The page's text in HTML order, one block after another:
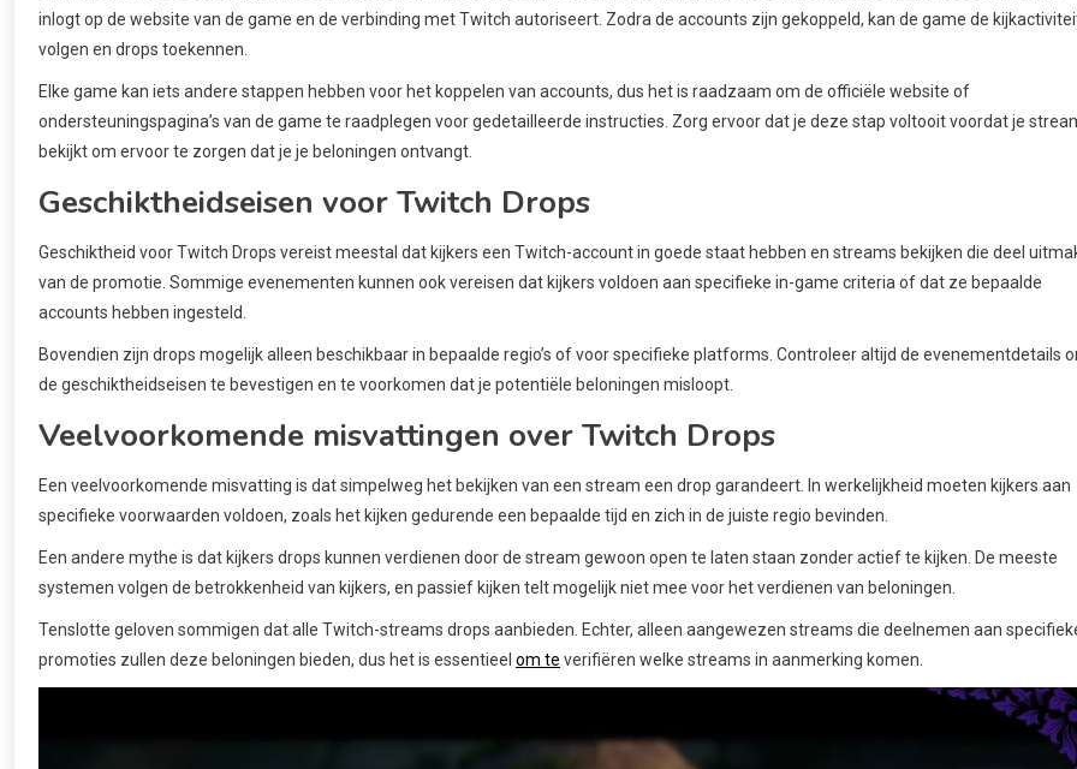
inlogt op de website van de game en de verbinding met Twitch autoriseert. Zodra de accounts zijn gekoppeld, kan de game de
volgen en drops toekennen.
Elke game kan iets andere stappen hebben voor het koppelen van accounts, dus het is raadzaam om de officiële website of
ondersteuningspagina’s van de game te raadplegen voor gedetailleerde instructies. Zorg ervoor dat je deze stap voltooit voordat je
bekijkt om ervoor te zorgen dat je je beloningen ontvangt.
Geschiktheidseisen voor Twitch Drops
Geschiktheid voor Twitch Drops vereist meestal dat kijkers een Twitch-account in goede staat hebben en streams bekijken die deel
van de promotie. Sommige evenementen kunnen ook vereisen dat kijkers voldoen aan specifieke in-game criteria of dat ze bepaalde
accounts hebben ingesteld.
Bovendien zijn drops mogelijk alleen beschikbaar in bepaalde regio’s of voor specifieke platforms. Controleer altijd de evenementdetails
de geschiktheidseisen te bevestigen en te voorkomen dat je potentiële beloningen misloopt.
Veelvoorkomende misvattingen over Twitch Drops
Een veelvoorkomende misvatting is dat simpelweg het bekijken van een stream een drop garandeert. In werkelijkheid moeten kijkers aan
specifieke voorwaarden voldoen, zoals het kijken gedurende een bepaalde tijd en zich in de juiste regio bevinden.
Een andere mythe is dat kijkers drops kunnen verdienen door de stream gewoon open te laten staan zonder actief te kijken. De meeste
systemen volgen de betrokkenheid van kijkers, en passief kijken telt mogelijk niet mee voor het verdienen van beloningen.
Tenslotte geloven sommigen dat alle Twitch-streams drops aanbieden. Echter, alleen aangewezen streams die deelnemen aan
promoties zullen deze beloningen bieden, dus het is essentieel om te verifiëren welke streams in aanmerking komen.